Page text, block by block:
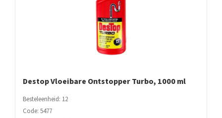
Destop Vloeibare Ontstopper Turbo, 1000 ml
Besteleenheid: 12
Code: 5477